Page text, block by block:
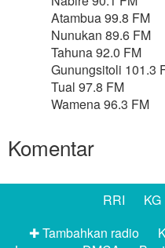
Atambua 99.8 FM
Nunukan 89.6 FM
Tahuna 92.0 FM
Gunungsitoli 101.3
Tual 97.8 FM
Wamena 96.3 FM
Komentar
RRI KG
✚ Tambahkan radio